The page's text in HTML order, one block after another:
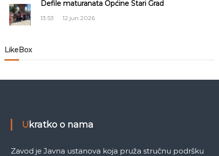
a
n
a
a
Defile maturanata Općine Stari Grad
13:53 12 jun 2026
LikeBox
Ukratko o nama
Zavod je Javna ustanova koja pruža stručnu podršku